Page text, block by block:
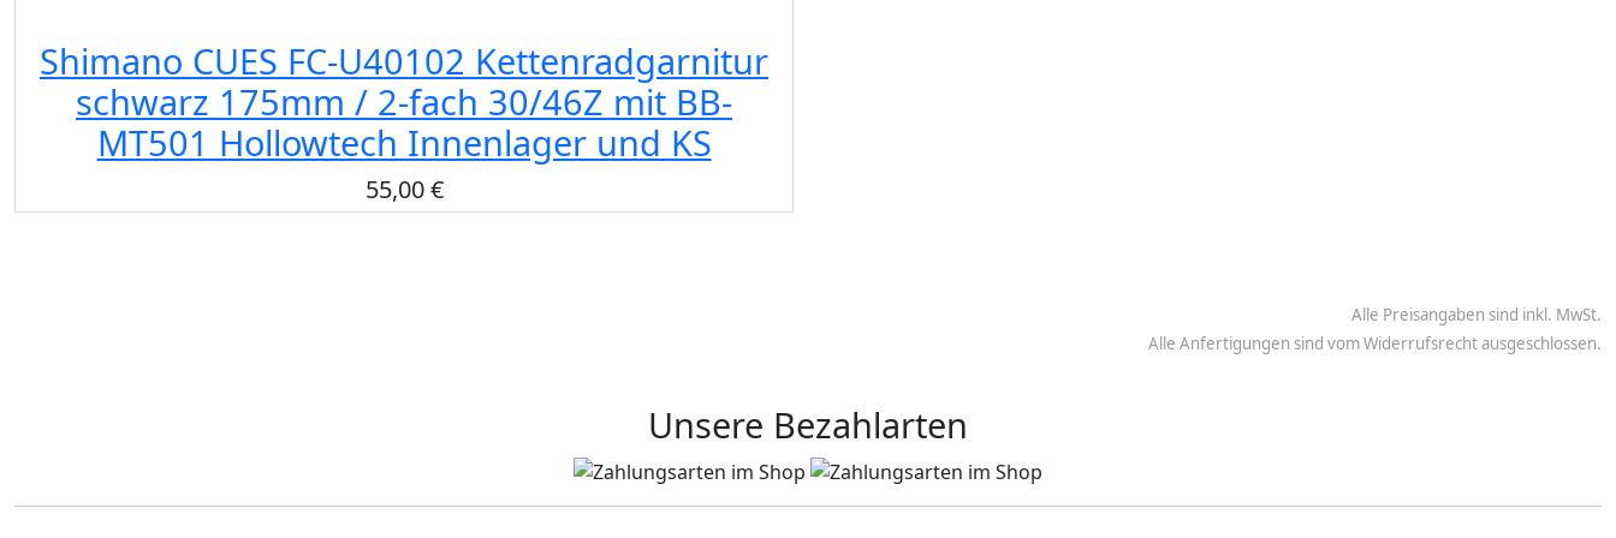
Shimano CUES FC-U40102 Kettenradgarnitur
schwarz 175mm / 2-fach 30/46Z mit BB-
MT501 Hollowtech Innenlager und KS
55,00 €
Alle Preisangaben sind inkl. MwSt.
Alle Anfertigungen sind vom Widerrufsrecht ausgeschlossen.
Unsere Bezahlarten